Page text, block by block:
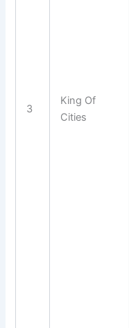
3
King Of
Cities